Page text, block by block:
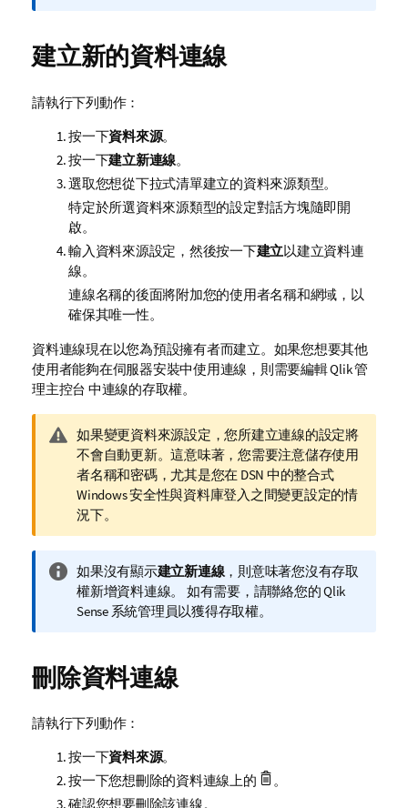
建立新的資料連線
請執行下列動作：
按一下資料來源。
按一下建立新連線。
選取您想從下拉式清單建立的資料來源類型。
特定於所選資料來源類型的設定對話方塊隨即開
啟。
輸入資料來源設定，然後按一下建立以建立資料連
線。
連線名稱的後面將附加您的使用者名稱和網域，以
確保其唯一性。
資料連線現在以您為預設擁有者而建立。如果您想要其他
使用者能夠在伺服器安裝中使用連線，則需要編輯Qlik 管
理主控台 中連線的存取權。
警
告
備
註
如果變更資料來源設定，您所建立連線的設定將
不會自動更新。這意味著，您需要注意儲存使用
者名稱和密碼，尤其是您在 DSN 中的整合式
Windows 安全性與資料庫登入之間變更設定的情
況下。
資
訊
備
如果沒有顯示建立新連線，則意味著您沒有存取
權新增資料連線。 如有需要，請聯絡您的Qlik
Sense系統管理員以獲得存取權。
刪除資料連線
請執行下列動作：
按一下資料來源。
按一下您想刪除的資料連線上的
。
確認您想要刪除該連線。